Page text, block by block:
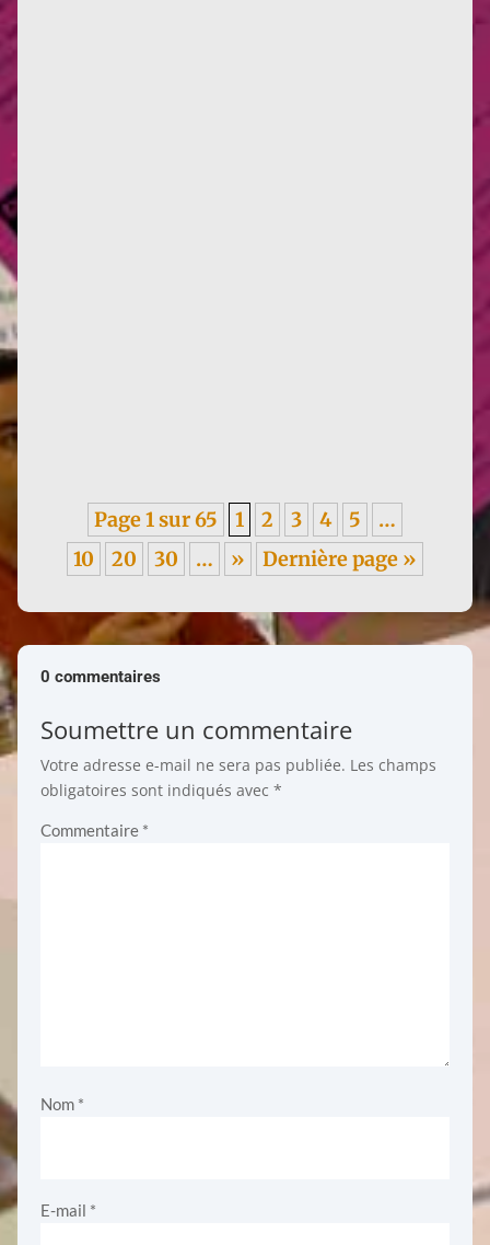
Page 1 sur 65 1 2 3 4 5
…
10
20 30 … » Dernière page »
0 commentaires
Soumettre un commentaire
Votre adresse e-mail ne sera pas publiée. Les champs
obligatoires sont indiqués avec *
Commentaire *
Nom *
E-mail *